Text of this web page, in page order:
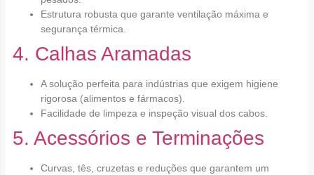
Estrutura robusta que garante ventilação máxima e
segurança térmica.
4. Calhas Aramadas
A solução perfeita para indústrias que exigem higiene
rigorosa (alimentos e fármacos).
Facilidade de limpeza e inspeção visual dos cabos.
5. Acessórios e Terminações
Curvas, tês, cruzetas e reduções que garantem um